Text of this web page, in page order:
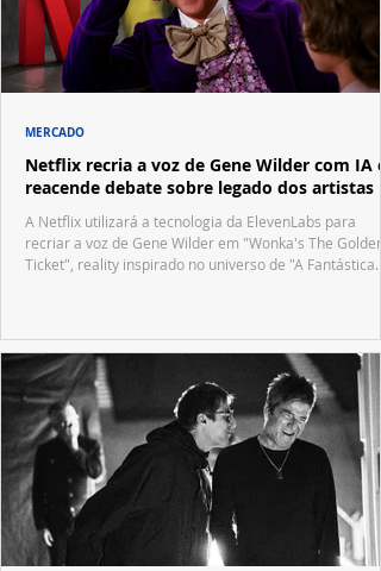
Netflix recria a voz de Gene Wilder com IA e
reacende debate sobre legado dos artistas
A Netflix utilizará a tecnologia da ElevenLabs para
recriar a voz de Gene Wilder em "Wonka's The Golden
Ticket", reality inspirado no universo de "A Fantástica
MERCADO